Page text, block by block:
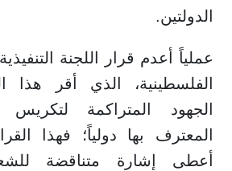
الدولتين.
عملياً أعدم قرار اللجنة
الفلسطينية، الذي أقر هذا
الجهود المتراكمة
المعترف بها دولياً؛ فهذا
أعطى إشارة متناقضة